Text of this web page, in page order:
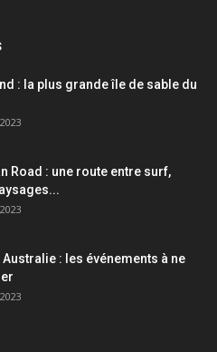
: la plus grande île de sable du
Road : une route entre surf,
: les événements à ne